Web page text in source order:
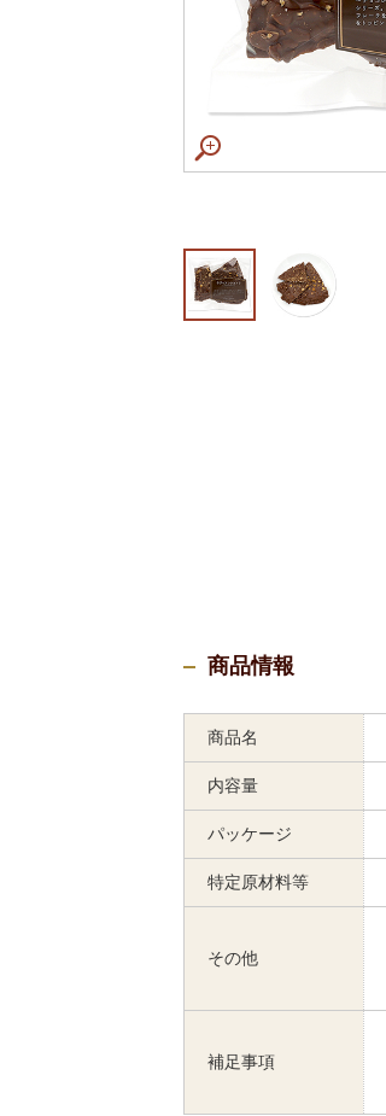
商品情報
商品名
内容量
パッケージ
特定原材料等
その他
補足事項